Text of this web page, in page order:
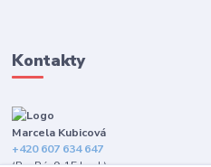
Kontakty
Marcela Kubicová
+420 607 634 647